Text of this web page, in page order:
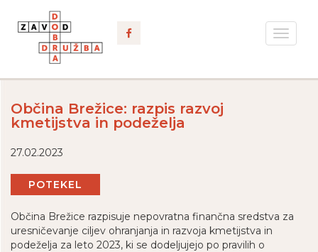
Toggle
Občina Brežice: razpis razvoj
kmetijstva in podeželja
27.02.2023
POTEKEL
Občina Brežice razpisuje nepovratna finančna sredstva za
uresničevanje ciljev ohranjanja in razvoja kmetijstva in
podeželja za leto 2023, ki se dodeljujejo po pravilih o